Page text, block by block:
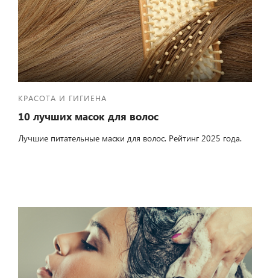
КРАСОТА И ГИГИЕНА
10 лучших масок для волос
Лучшие питательные маски для волос. Рейтинг 2025 года.